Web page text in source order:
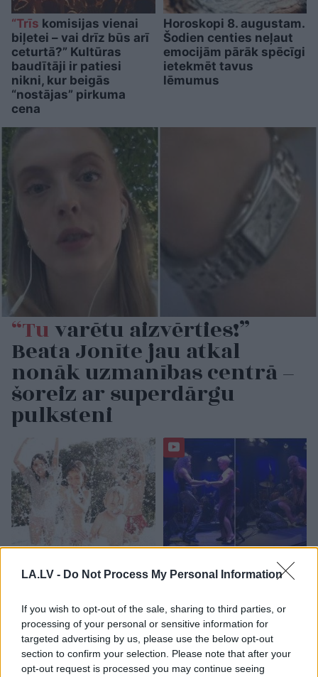
LA.LV - Do Not Process My Personal Information
If you wish to opt-out of the sale, sharing to third parties, or
processing of your personal or sensitive information for
targeted advertising by us, please use the below opt-out
section to confirm your selection. Please note that after your
opt-out request is processed you may continue seeing
“Trīs komisijas vienai
biļetei – vai drīz būs arī
ceturtā?” Kultūras
baudītāji ir patiesi
nikni, kur beigās
“nostājas” pirkuma
cena
Horoskopi 8. augustam.
Šodien centies neļaut
emocijām pārāk spēcīgi
ietekmēt tavus
lēmumus
“Tuvarētu aizvērties!”
Beata Jonīte jau atkal
nonāk uzmanības centrā –
šoreiz ar superdārgu
pulksteni
nedēļas nogalē kārtīgi
vienai – labāk palikt
mājās
“Tā var ākstīties savā
virtuvē, nevis uz
Mīlgrāve ļāvusies
negaidīti erotiskai
skatuves deja ar
Eirovīzijas zvaigzni